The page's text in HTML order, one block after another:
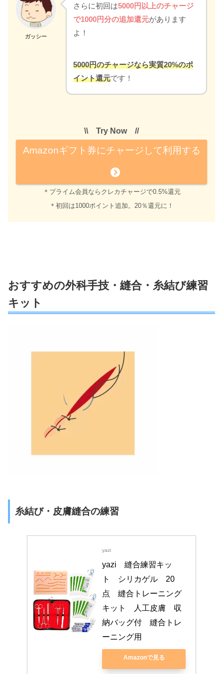
ガッシー
さらに初回は5000円以上のチャージ
で1000円分の追加還元があります
よ！
5000円のチャージなら実質20%のポ
イント還元です！
\\ Try Now //
Amazonギフト券にチャージして利用する
＊プライム会員ならクレカチャージで0.5%還元
＊初回は1000ポイント追加。20％還元に！
おすすめの外科手技・縫合・糸結び練習
キット
糸結び・皮膚縫合の練習
yazi
yazi　縫合練習キッ
ト　シリカゲル　20
点　縫合トレーニング
キット　人工皮膚　収
納バッグ付　縫合トレ
ーニング用
Amazonで見る